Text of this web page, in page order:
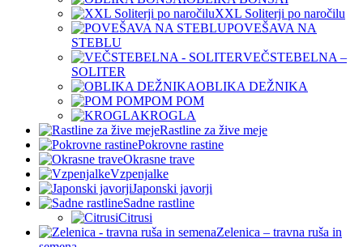
XXL Soliterji po naročilu
POVEŠAVA NA
STEBLU
VEČSTEBELNA –
SOLITER
OBLIKA DEŽNIKA
POM POM
KROGLA
Rastline za žive meje
Pokrovne rastine
Okrasne trave
Vzpenjalke
Japonski javorji
Sadne rastline
Citrusi
Zelenica – travna ruša in